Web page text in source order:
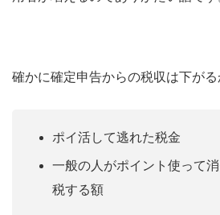
確かに確定申告からの税収は下がる
ポイ活して逃れた税金
一般の人がポイント使って
税する額